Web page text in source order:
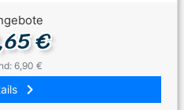
€
6,90 €
keyboard_arrow_right